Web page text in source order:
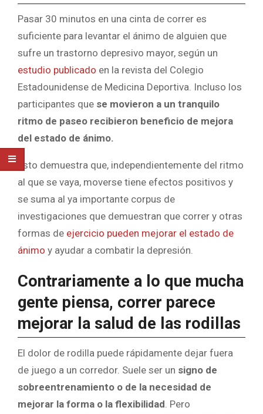
Pasar 30 minutos en una cinta de correr es
suficiente para levantar el ánimo de alguien que
sufre un trastorno depresivo mayor, según un
estudio publicado en la revista del Colegio
Estadounidense de Medicina Deportiva. Incluso los
participantes que se movieron a un tranquilo
ritmo de paseo recibieron beneficio de mejora
del estado de ánimo.
Esto demuestra que, independientemente del ritmo
al que se vaya, moverse tiene efectos positivos y
se suma al ya importante corpus de
investigaciones que demuestran que correr y otras
formas de ejercicio pueden mejorar el estado de
ánimo y ayudar a combatir la depresión.
Contrariamente a lo que mucha
gente piensa, correr parece
mejorar la salud de las rodillas
El dolor de rodilla puede rápidamente dejar fuera
de juego a un corredor. Suele ser un signo de
sobreentrenamiento o de la necesidad de
mejorar la forma o la flexibilidad . Pero